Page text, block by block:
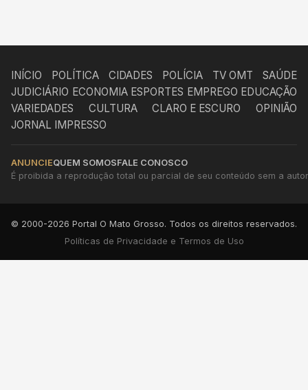
INÍCIO POLÍTICA CIDADES POLÍCIA TV OMT
SAÚDE
JUDICIÁRIO ECONOMIA ESPORTES EMPREGO EDUCAÇÃO
VARIEDADES
CULTURA CLARO E ESCURO
OPINIÃO
JORNAL IMPRESSO
ANUNCIEQUEM SOMOSFALE CONOSCO
É proibida a reprodução total ou parcial de seu conteúdo sem a
© 2000-2026 Portal O Mato Grosso. Todos os direitos reservados.
Políticas de Privacidade e Termos de Uso